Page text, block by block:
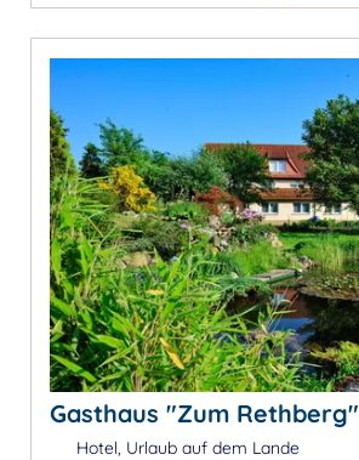
Gasthaus "Zum Rethberg"
Hotel, Urlaub auf dem Lande